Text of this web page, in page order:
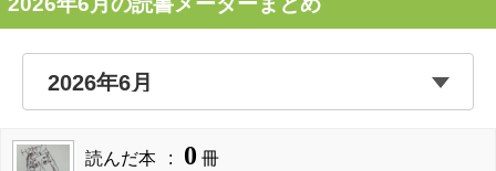
読んだ本 0 冊